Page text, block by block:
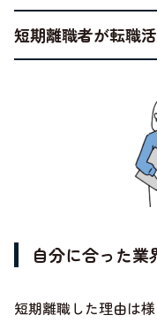
短期離職者が転職
自分に合った業
短期離職した理由は様